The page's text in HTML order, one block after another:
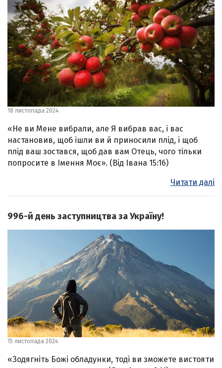
18 листопада 2024
«Не ви Мене вибрали, але Я вибрав вас, і вас
настановив, щоб ішли ви й приносили плід, і щоб
плід ваш зостався, щоб дав вам Отець, чого тільки
попросите в Імення Моє». (Від Івана 15:16)
Читати далі
996-й день заступництва за Україну!
15 листопада 2024
«Зодягніть Божі обладунки, тоді ви зможете вистояти